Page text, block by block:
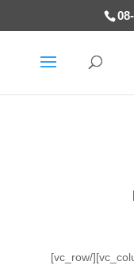
[/vc_column_text][vc_separator][/vc_column][/vc_row]